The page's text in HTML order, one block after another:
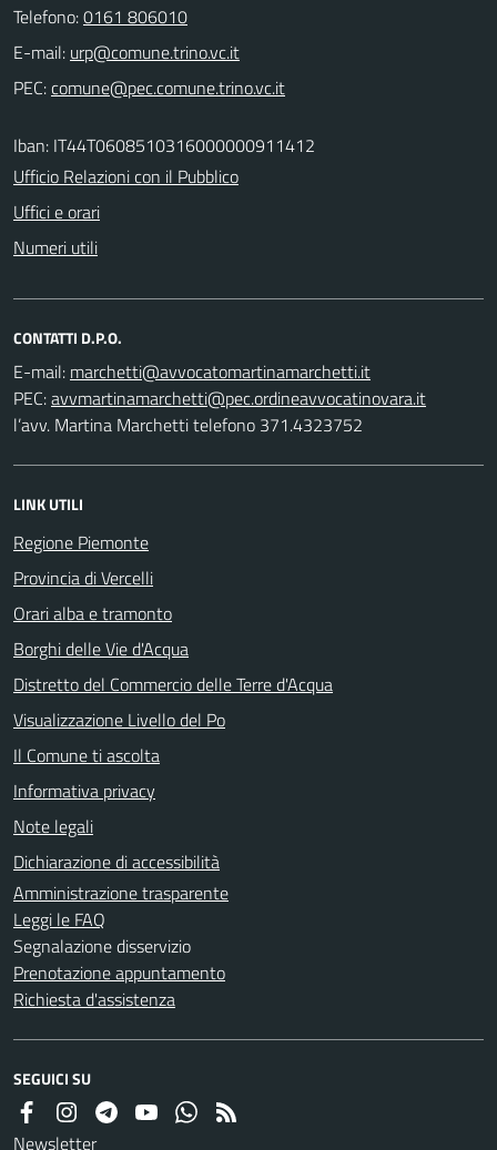
Telefono:0161 806010
E-mail:
PEC:
Iban: IT44T0608510316000000911412
Ufficio Relazioni con il Pubblico
Uffici e orari
Numeri utili
CONTATTI D.P.O.
E-mail:
PEC:
l’avv. Martina Marchetti telefono 371.4323752
LINK UTILI
Regione Piemonte
Provincia di Vercelli
Orari alba e tramonto
Borghi delle Vie d'Acqua
Distretto del Commercio delle Terre d'Acqua
Visualizzazione Livello del Po
Il Comune ti ascolta
Informativa privacy
Note legali
Dichiarazione di accessibilità
Amministrazione trasparente
Leggi le FAQ
Segnalazione disservizio
Prenotazione appuntamento
Richiesta d'assistenza
SEGUICI SU
Newsletter